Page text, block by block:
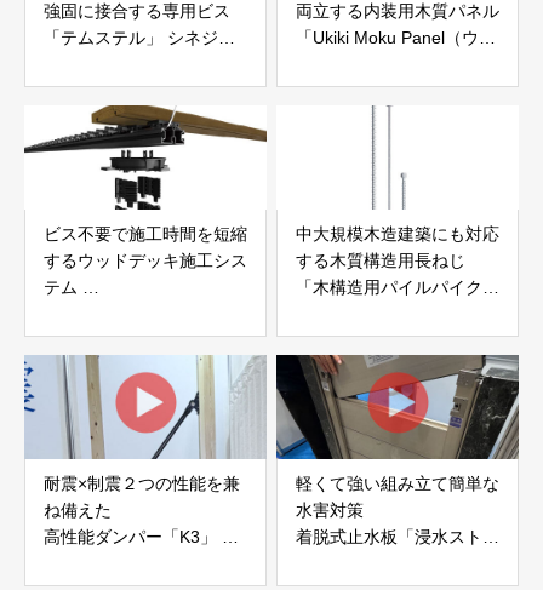
強固に接合する専用ビス
「テムステル」 シネジッ
両立する内装用木質パネル
「Ukiki Moku Panel（ウキ
社サンパテック
ビス不要で施工時間を短縮
するウッドデッキ施工シス
テム
JAPAN
中大規模木造建築にも対応
する木質構造用長ねじ
「木構造用パイルパイクビ
耐震×制震２つの性能を兼
ね備えた
高性能ダンパー「K3」 富
軽くて強い組み立て簡単な
水害対策
着脱式止水板「浸水ストッ